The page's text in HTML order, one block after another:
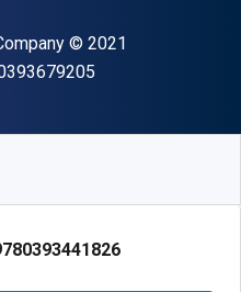
Copyright
© 2021